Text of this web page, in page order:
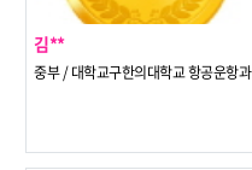
김**
중부 / 대학교구한의대학교 항공운항과